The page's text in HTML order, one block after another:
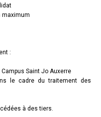
maximum
:
Saint Jo Auxerre
le cadre du traitement des
à des tiers.